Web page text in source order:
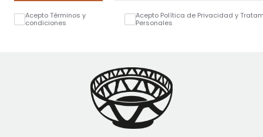
Acepto Términos y
condiciones
Acepto Política de Privacidad y
Personales